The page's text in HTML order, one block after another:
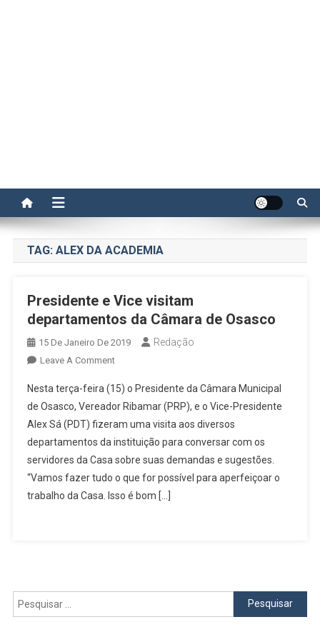
TAG: ALEX DA ACADEMIA
Presidente e Vice visitam
departamentos da Câmara de Osasco
15 De Janeiro De 2019 Redação
Leave A CommentOn
E
Vice
Visitam
Departamentos
Da
Câmara
Nesta terça-feira (15) o Presidente da Câmara Municipal
de Osasco, Vereador Ribamar (PRP), e o Vice-Presidente
Alex Sá (PDT) fizeram uma visita aos diversos
departamentos da instituição para conversar com os
servidores da Casa sobre suas demandas e sugestões.
“Vamos fazer tudo o que for possível para aperfeiçoar o
trabalho da Casa. Isso é bom […]
Pesquisar
por: